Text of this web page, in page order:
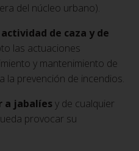
del núcleo urbano).
de caza y de
las actuaciones
y mantenimiento de
la prevención de incendios.
a jabalíes y de cualquier
provocar su